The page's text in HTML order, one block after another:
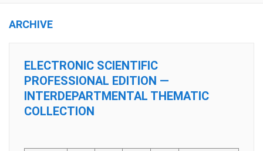
ARCHIVE
ELECTRONIC SCIENTIFIC
PROFESSIONAL EDITION —
INTERDEPARTMENTAL THEMATIC
COLLECTION